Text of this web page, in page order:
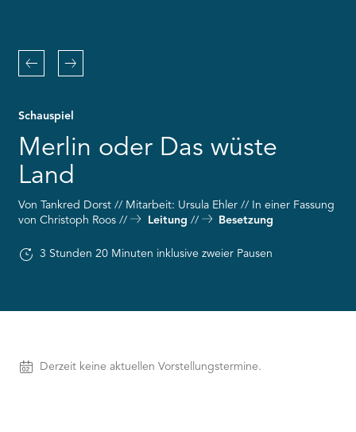
Schauspiel
Merlin oder Das wüste
Land
Von Tankred Dorst // Mitarbeit: Ursula Ehler // In einer Fassung
von Christoph Roos
Leitung Besetzung
3 Stunden 20 Minuten inklusive zweier Pausen
to
load
trackers
that
are
not
disclosed
the
visitor.
website
setup
with
their
Zurück Weiter
Vorstellungen
Derzeit keine aktuellen Vorstellungstermine.